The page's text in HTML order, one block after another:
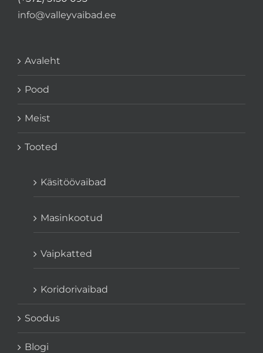
info@valleyvaibad.ee
Avaleht
Pood
Meist
Tooted
Käsitöövaibad
Masinkootud
Vaipkatted
Koridorivaibad
Soodus
Blogi